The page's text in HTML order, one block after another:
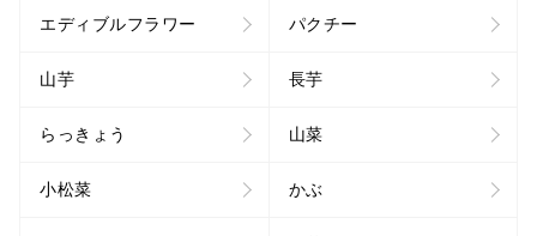
エディブルフラワー パクチー
山芋 長芋
らっきょう 山菜
小松菜 かぶ